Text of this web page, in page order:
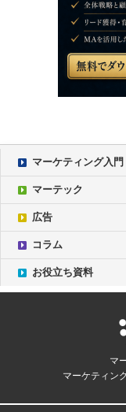
マーケティング入門
マーテック
広告
コラム
お役立ち資料
マ
マーケティン